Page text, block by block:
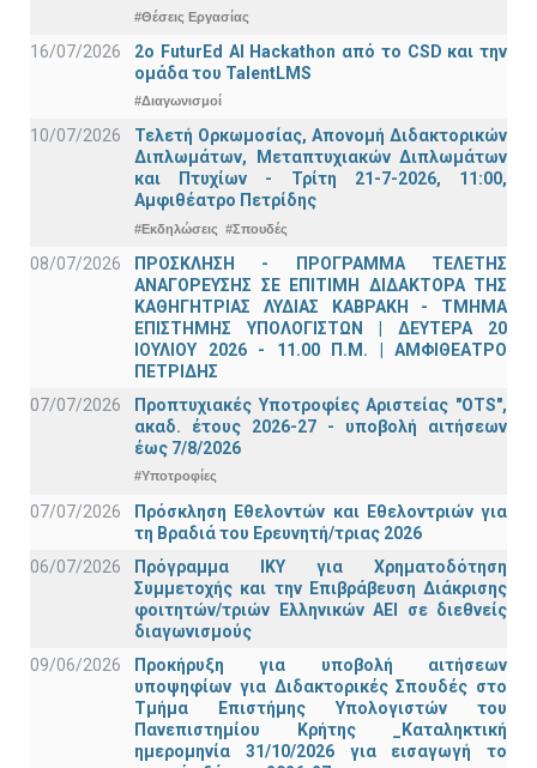
#Θέσεις Εργασίας
16/07/2026
2o FuturEd AI Hackathon από το CSD και την
ομάδα του TalentLMS
#Διαγωνισμοί
10/07/2026
Τελετή Ορκωμοσίας, Απονομή Διδακτορικών
Διπλωμάτων, Μεταπτυχιακών Διπλωμάτων
και Πτυχίων - Τρίτη 21-7-2026, 11:00,
Αμφιθέατρο Πετρίδης
#Εκδηλώσεις #Σπουδές
08/07/2026
ΠΡΟΣΚΛΗΣΗ - ΠΡΟΓΡΑΜΜΑ ΤΕΛΕΤΗΣ
ΑΝΑΓΟΡΕΥΣΗΣ ΣΕ ΕΠΙΤΙΜΗ ΔΙΔΑΚΤΟΡΑ ΤΗΣ
ΚΑΘΗΓΗΤΡΙΑΣ ΛΥΔΙΑΣ ΚΑΒΡΑΚΗ - ΤΜΗΜΑ
ΕΠΙΣΤΗΜΗΣ ΥΠΟΛΟΓΙΣΤΩΝ | ΔΕΥΤΕΡΑ 20
ΙΟΥΛΙΟΥ 2026 - 11.00 Π.Μ. | ΑΜΦΙΘΕΑΤΡΟ
ΠΕΤΡΙΔΗΣ
07/07/2026
Προπτυχιακές Υποτροφίες Αριστείας "OTS",
ακαδ. έτους 2026-27 - υποβολή αιτήσεων
έως 7/8/2026
#Υποτροφίες
07/07/2026
Πρόσκληση Εθελοντών και Εθελοντριών για
τη Βραδιά του Ερευνητή/τριας 2026
06/07/2026
Πρόγραμμα ΙΚΥ για Χρηματοδότηση
Συμμετοχής και την Επιβράβευση Διάκρισης
φοιτητών/τριών Ελληνικών ΑΕΙ σε διεθνείς
διαγωνισμούς
09/06/2026
Προκήρυξη για υποβολή αιτήσεων
υποψηφίων για Διδακτορικές Σπουδές στο
Τμήμα Eπιστήμης Υπολογιστών του
Πανεπιστημίου Κρήτης _Καταληκτική
ημερομηνία 31/10/2026 για εισαγωγή το